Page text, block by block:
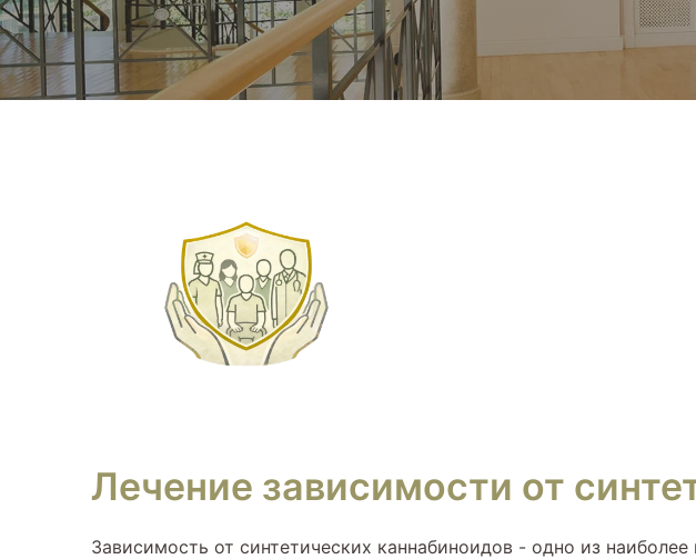
Лечение зависимости от
Зависимость от синтетических каннабиноидов - одно из